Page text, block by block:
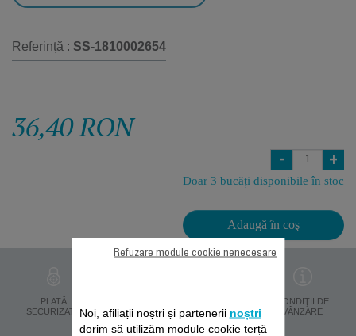
Referință : SS-1810002654
36,40 RON
- +
Doar 3 bucăți disponibile în stoc
Adaugă în coş
PLATĂ
SECURIZATĂ
DATELOR
PERSONALE
CONDIŢII DE
VÂNZARE
Noi, afiliații noștri și partenerii noștri
dorim să utilizăm module cookie terță
Refuzare module cookie nenecesare